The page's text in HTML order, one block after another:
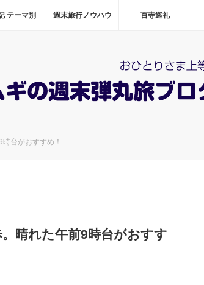
テーマ別 週末旅行ノウハウ 百寺巡礼
台がおすすめ！
晴れた午前9時台がおすす